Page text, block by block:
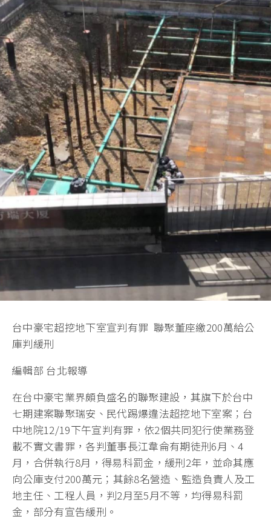
台中豪宅超挖地下室宣判有罪 聯聚董座繳200萬給公
庫判緩刑
編輯部 台北報導
在台中豪宅業界頗負盛名的聯聚建設，其旗下於台中
七期建案聯聚瑞安、民代踢爆違法超挖地下室案；台
中地院12/19下午宣判有罪，依2個共同犯行使業務登
載不實文書罪，各判董事長江韋侖有期徒刑6月、4
月，合併執行8月，得易科罰金，緩刑2年，並命其應
向公庫支付200萬元；其餘8名營造、監造負責人及工
地主任、工程人員，判2月至5月不等，均得易科罰
金，部分有宣告緩刑。